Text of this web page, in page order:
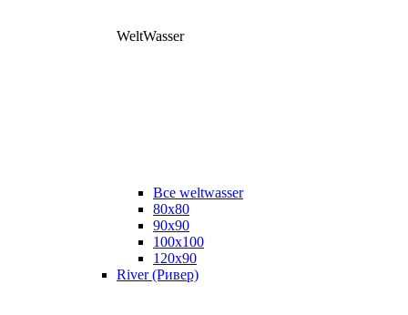
WeltWasser
Все weltwasser
80x80
90x90
100x100
120x90
River (Ривер)